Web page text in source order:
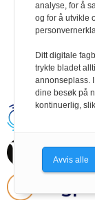
analyse, for å
og for å utvikle
Ditt digitale
trykte bladet
annonseplass.
dine besøk på
kontinuerlig,
Avvis alle